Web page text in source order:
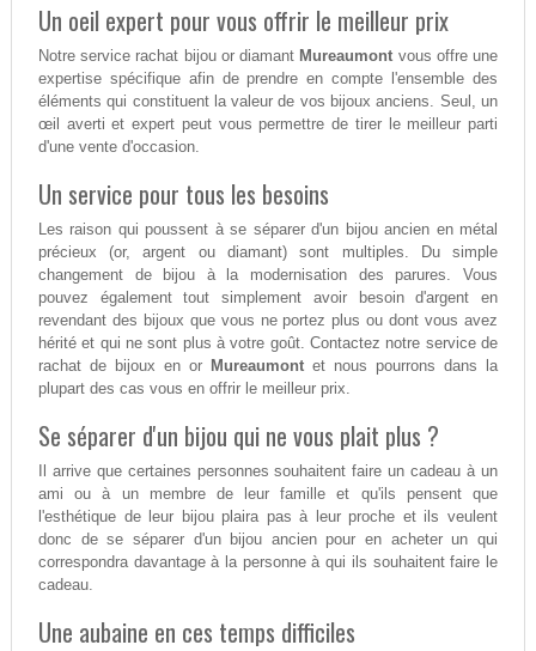
Un oeil expert pour vous offrir le meilleur prix
Notre service rachat bijou or diamant Mureaumont vous offre une
expertise spécifique afin de prendre en compte l'ensemble des
éléments qui constituent la valeur de vos bijoux anciens. Seul, un
œil averti et expert peut vous permettre de tirer le meilleur parti
d'une vente d'occasion.
Un service pour tous les besoins
Les raison qui poussent à se séparer d'un bijou ancien en métal
précieux (or, argent ou diamant) sont multiples. Du simple
changement de bijou à la modernisation des parures. Vous
pouvez également tout simplement avoir besoin d'argent en
revendant des bijoux que vous ne portez plus ou dont vous avez
hérité et qui ne sont plus à votre goût. Contactez notre service de
rachat de bijoux en or Mureaumont et nous pourrons dans la
plupart des cas vous en offrir le meilleur prix.
Se séparer d'un bijou qui ne vous plait plus ?
Il arrive que certaines personnes souhaitent faire un cadeau à un
ami ou à un membre de leur famille et qu'ils pensent que
l'esthétique de leur bijou plaira pas à leur proche et ils veulent
donc de se séparer d'un bijou ancien pour en acheter un qui
correspondra davantage à la personne à qui ils souhaitent faire le
cadeau.
Une aubaine en ces temps difficiles